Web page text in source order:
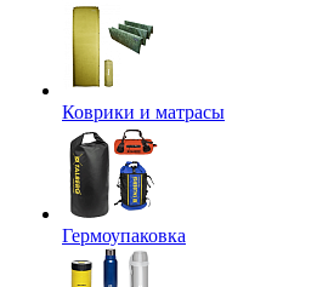
Коврики и матрасы
Гермоупаковка